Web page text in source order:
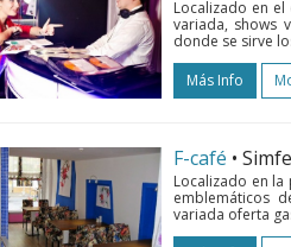
Localizado en
variada, shows
donde se sirve
Más Info
F-café •
Localizado en
emblemáticos
variada oferta